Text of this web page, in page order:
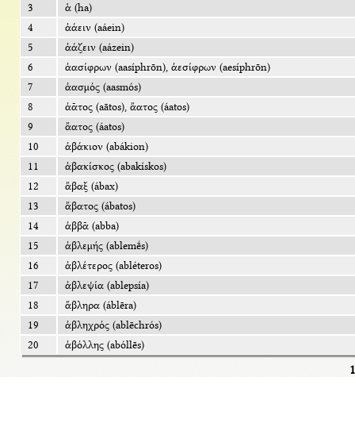
3
ἁ (ha)
4
ἀάειν (aáein)
5
ἀάζειν (aázein)
6
ἀασίφρων (aasíphrōn), ἀεσίφρων (aesíphrōn)
7
ἀασμός (aasmós)
8
ἀᾶτος (aātos), ἄατος (áatos)
9
ἄατος (áatos)
10
ἀβάκιον (abákion)
11
ἀβακίσκος (abakískos)
12
ἄβαξ (ábax)
13
ἄβατος (ábatos)
14
ἀββᾶ (abba)
15
ἀβλεμής (ablemḗs)
16
ἀβλέτερος (abléteros)
17
ἀβλεψία (ablepsía)
18
ἄβληρα (áblēra)
19
ἀβληχρός (ablēchrós)
20
ἀβόλλης (abóllēs)
1